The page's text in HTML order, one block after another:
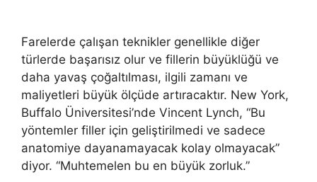
Farelerde çalışan teknikler genellikle diğer
türlerde başarısız olur ve fillerin büyüklüğü ve
daha yavaş çoğaltılması, ilgili zamanı ve
maliyetleri büyük ölçüde artıracaktır. New York,
Buffalo Üniversitesi’nde Vincent Lynch, “Bu
yöntemler filler için geliştirilmedi ve sadece
anatomiye dayanamayacak kolay olmayacak”
diyor. “Muhtemelen bu en büyük zorluk.”